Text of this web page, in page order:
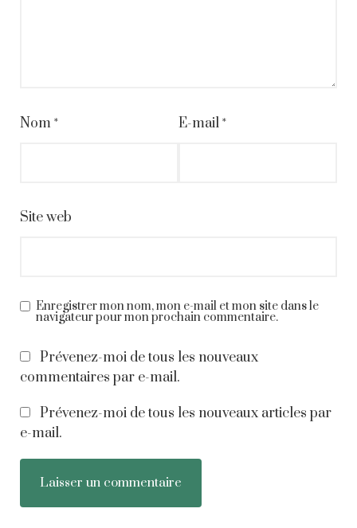
Nom * E-mail *
Site web
Enregistrer mon nom, mon e-mail et mon site dans le
navigateur pour mon prochain commentaire.
Prévenez-moi de tous les nouveaux
commentaires par e-mail.
Prévenez-moi de tous les nouveaux articles par
e-mail.